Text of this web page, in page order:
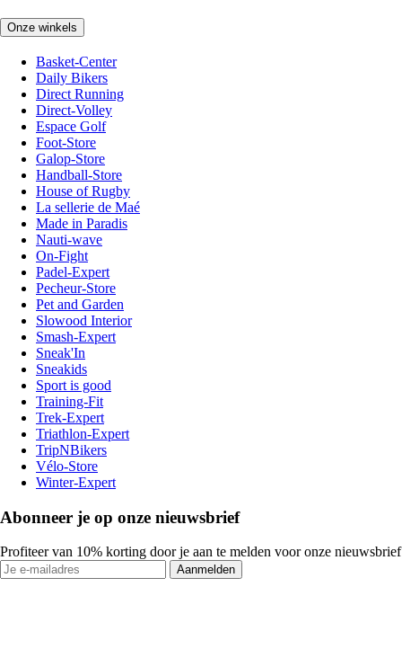
Onze winkels
Basket-Center
Daily Bikers
Direct Running
Direct-Volley
Espace Golf
Foot-Store
Galop-Store
Handball-Store
House of Rugby
La sellerie de Maé
Made in Paradis
Nauti-wave
On-Fight
Padel-Expert
Pecheur-Store
Pet and Garden
Slowood Interior
Smash-Expert
Sneak'In
Sneakids
Sport is good
Training-Fit
Trek-Expert
Triathlon-Expert
TripNBikers
Vélo-Store
Winter-Expert
Abonneer je op onze nieuwsbrief
Profiteer van 10% korting door je aan te melden voor onze nieuwsbrief
Aanmelden